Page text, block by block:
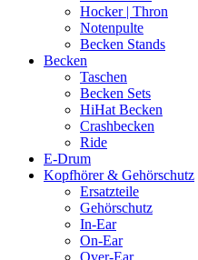
Hocker | Thron
Notenpulte
Becken Stands
Becken
Taschen
Becken Sets
HiHat Becken
Crashbecken
Ride
E-Drum
Kopfhörer & Gehörschutz
Ersatzteile
Gehörschutz
In-Ear
On-Ear